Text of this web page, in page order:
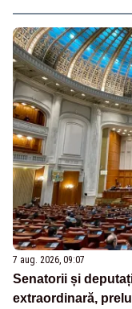
7 aug. 2026, 09:07
Senatorii și
extraordinară,